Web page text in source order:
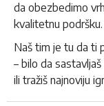
da obezbedimo
kvalitetnu podršku.
Naš tim je tu da ti
– bilo da
ili tražiš najnoviju